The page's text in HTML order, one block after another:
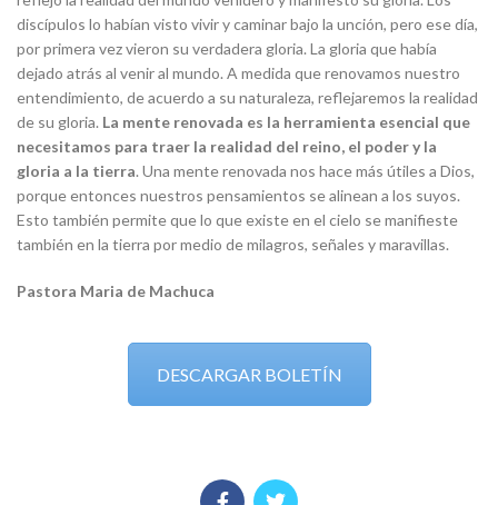
discípulos lo habían visto vivir y caminar bajo la unción, pero ese día,
por primera vez vieron su verdadera gloria. La gloria que había
dejado atrás al venir al mundo. A medida que renovamos nuestro
entendimiento, de acuerdo a su naturaleza, reflejaremos la realidad
de su gloria. La mente renovada es la herramienta esencial que
necesitamos para traer la realidad del reino, el poder y la
gloria a la tierra. Una mente renovada nos hace más útiles a Dios,
porque entonces nuestros pensamientos se alinean a los suyos.
Esto también permite que lo que existe en el cielo se manifieste
también en la tierra por medio de milagros, señales y maravillas.
Pastora Maria de Machuca
DESCARGAR BOLETÍN